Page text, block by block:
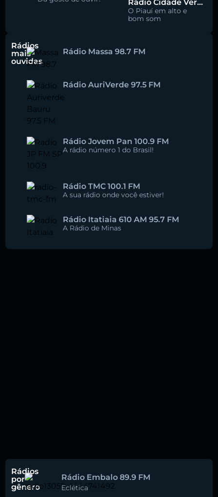
Rádio Cidade Verde 93.5 FM
O Piauí em alto e
bom som
Rádios
mais
ouvidas
Rádio Massa 98.7 FM
Rádio AuriVerde 97.5 FM
Rádio Jovem Pan 100.9 FM
A rádio número 1 do Brasil!
Rádio TMC 100.1 FM
A sua rádio onde você estiver!
Rádio Itatiaia 610 AM 95.7 FM
A Rádio de Minas
Rádios
por
gênero
Rádio Embalo 89.9 FM
Eclética